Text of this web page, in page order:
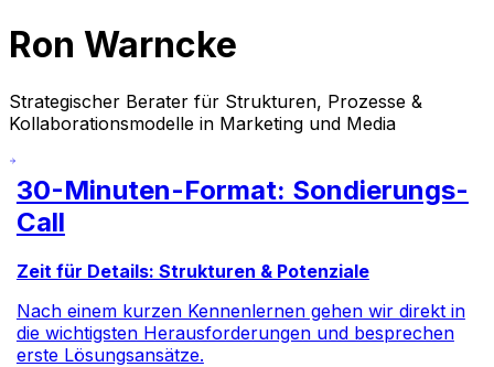
Ron Warncke
Strategischer Berater für Strukturen, Prozesse &
Kollaborationsmodelle in Marketing und Media
30-Minuten-Format: Sondierungs-
Call
Zeit für Details: Strukturen & Potenziale
Nach einem kurzen Kennenlernen gehen wir direkt in
die wichtigsten Herausforderungen und besprechen
erste Lösungsansätze.